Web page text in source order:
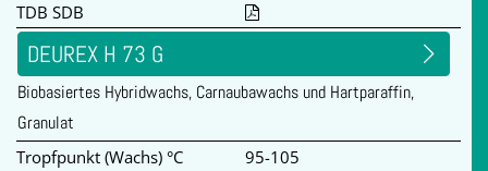
TDB SDB
DEUREX H 73 G
Biobasiertes Hybridwachs, Carnaubawachs und Hartparaffin,
Granulat
Tropfpunkt (Wachs) °C 95-105